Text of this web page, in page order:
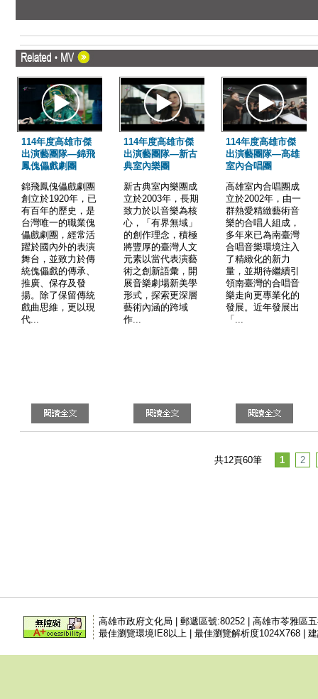
114年度高雄市傑
出演藝團隊—錦飛
鳳傀儡戲劇團
錦飛鳳傀儡戲劇團
創立於1920年，已
有百年的歷史，是
台灣唯一的職業傀
儡戲劇團，經常活
躍於國內外的表演
舞台，並致力於傳
統傀儡戲的傳承、
推廣、保存及發
揚。除了保留傳統
戲曲思維，更以現
代...
114年度高雄市傑
出演藝團隊—新古
典室內樂團
新古典室內樂團成
立於2003年，長期
致力於以音樂為核
心，「有界無域」
的創作理念，積極
將豐厚的臺灣人文
元素以當代表演藝
術之創新語彙，開
展音樂劇場新美學
形式，探索更深層
藝術內涵的跨域
作...
114年度高雄市傑
出演藝團隊—高雄
室內合唱團
高雄室內合唱團成
立於2002年，由一
群熱愛精緻藝術音
樂的合唱人組成，
多年來已為南臺灣
合唱音樂環境注入
了精緻化的新力
量，並期待繼續引
領南臺灣的合唱音
樂走向更專業化的
發展。近年發展出
「...
共12頁60筆 1 2
高雄市政府文化局 | 郵遞區號:80252 | 高雄市苓雅區
最佳瀏覽環境IE8以上 | 最佳瀏覽解析度1024X768 |